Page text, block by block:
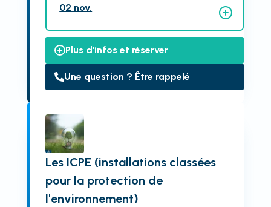
02 nov.
Plus d'infos et réserver
Une question ? Être rappelé
Les ICPE (installations classées
pour la protection de
l'environnement)